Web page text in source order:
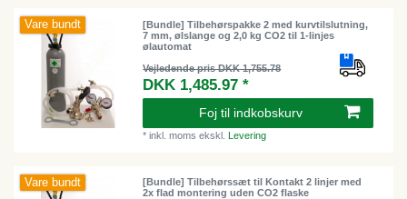
Vare bundt
[Bundle] Tilbehørspakke 2 med kurvtilslutning,
7 mm, ølslange og 2,0 kg CO2 til 1-linjes
ølautomat
Vejledende pris DKK 1,755.78
DKK 1,485.97 *
Foj til indkobskurv
*inkl. moms ekskl.Levering
Vare bundt
[Bundle] Tilbehørssæt til Kontakt 2 linjer med
2x flad montering uden CO2 flaske